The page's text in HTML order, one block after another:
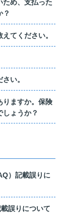
ため、支払った
？
てください。
い。
りますか。保険
ょうか？
）記載誤りに
誤りについて